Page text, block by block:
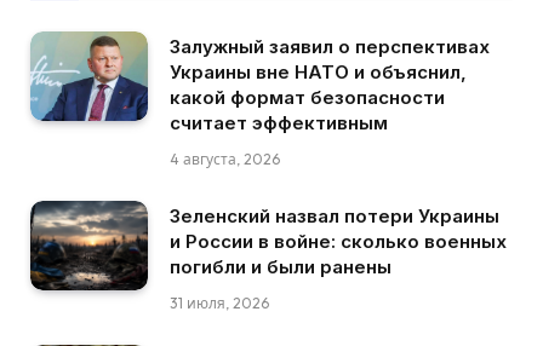
Залужный заявил о перспективах
Украины вне НАТО и объяснил,
какой формат безопасности
считает эффективным
4 августа, 2026
Зеленский назвал потери Украины
и России в войне: сколько военных
погибли и были ранены
31 июля, 2026